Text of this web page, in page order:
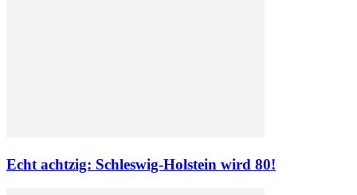
Echt achtzig: Schleswig-Holstein wird 80!